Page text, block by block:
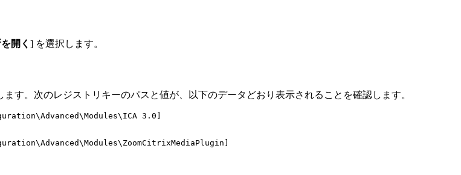
開く ] を選択します。
す。次のレジストリキーのパスと値が、以下のデータどおり表示されることを確認します。
3.0]